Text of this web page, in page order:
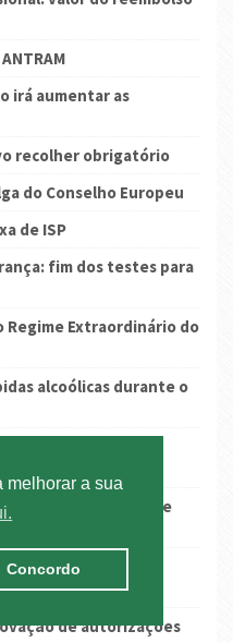
melhorar a sua
Concordo
irá aumentar as
recolher obrigatório
do Conselho Europeu
de ISP
fim dos testes para
Regime Extraordinário do
alcoólicas durante o
em semana de
medidas de
jan.)
de autorizações